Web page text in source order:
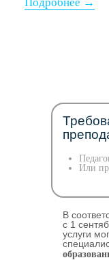
Или
В
c 1
услуги